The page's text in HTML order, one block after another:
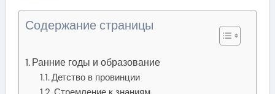
Содержание страницы
Ранние годы и образование
Детство в провинции